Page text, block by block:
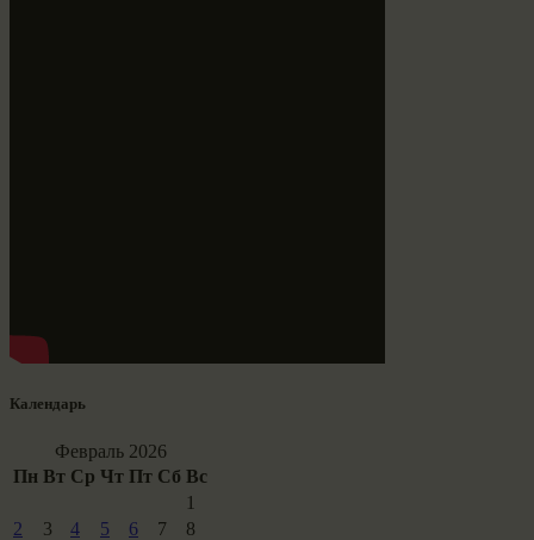
Календарь
Февраль 2026
Пн Вт Ср Чт Пт Сб Вс
1
2
3 4 5 6 7
8